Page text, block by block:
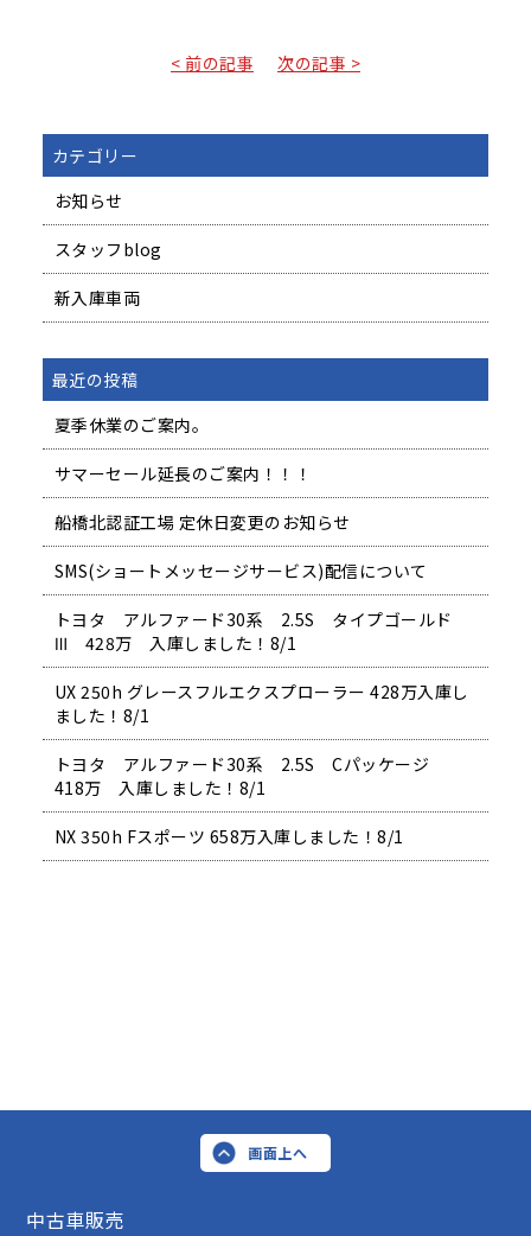
< 前の記事 次の記事 >
カテゴリー
お知らせ
スタッフblog
新入庫車両
最近の投稿
夏季休業のご案内。
サマーセール延長のご案内！！！
船橋北認証工場 定休日変更のお知らせ
SMS(ショートメッセージサービス)配信について
トヨタ アルファード30系 2.5S タイプゴールド
Ⅲ 428万 入庫しました！8/1
UX 250h グレースフルエクスプローラー 428万入庫し
ました！8/1
トヨタ アルファード30系 2.5S Cパッケージ
418万 入庫しました！8/1
NX 350h Fスポーツ 658万入庫しました！8/1
画面上へ
中古車販売